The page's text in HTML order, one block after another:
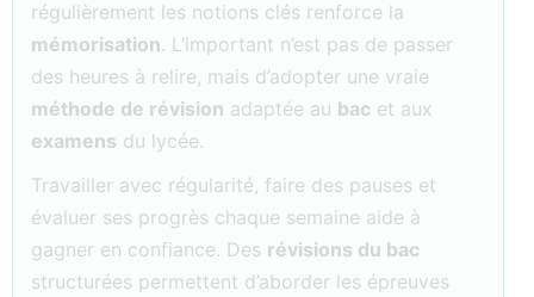
régulièrement les notions clés renforce la
mémorisation. L’important n’est pas de passer
des heures à relire, mais d’adopter une vraie
méthode de révision adaptée au bac et aux
examens du lycée.
Travailler avec régularité, faire des pauses et
évaluer ses progrès chaque semaine aide à
gagner en confiance. Des révisions du bac
structurées permettent d’aborder les épreuves